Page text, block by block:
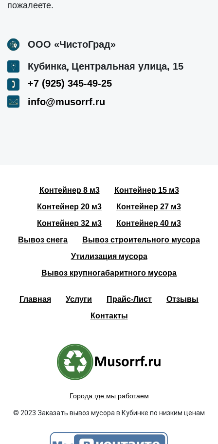
пожалеете.
ООО «ЧистоГрад»
Кубинка, Центральная улица, 15
+7 (925) 345-49-25
info@musorrf.ru
Контейнер 8 м3
Контейнер 15 м3
Контейнер 20 м3
Контейнер 27 м3
Контейнер 32 м3
Контейнер 40 м3
Вывоз снега
Вывоз строительного мусора
Утилизация мусора
Вывоз крупногабаритного мусора
Главная Услуги Прайс-Лист
Отзывы
Контакты
Города где мы работаем
© 2023 Заказать вывоз мусора в Кубинке по низким ценам